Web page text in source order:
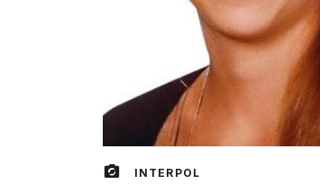
INTERPOL